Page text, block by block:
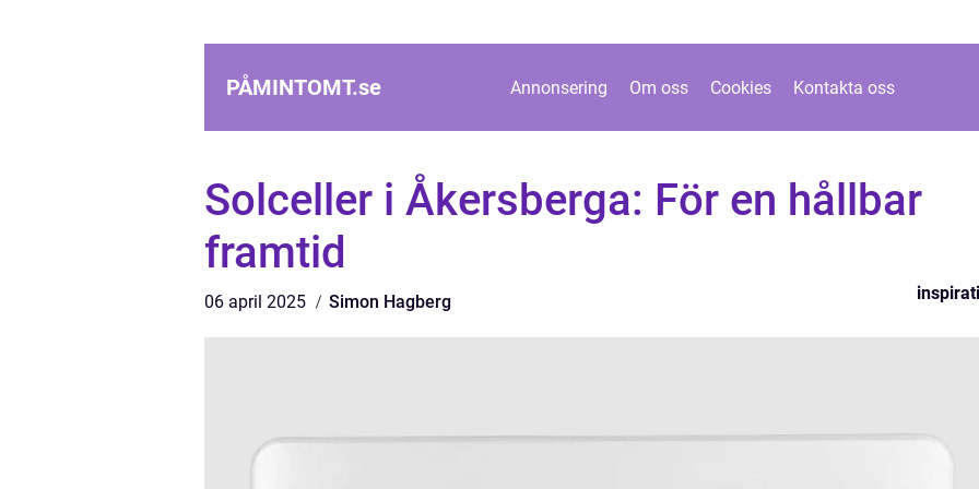
PÅMINTOMT.se Annonsering Om oss Cookies Kontakta oss
Solceller i Åkersberga: För en hållbar
framtid
06 april 2025 Simon Hagberg